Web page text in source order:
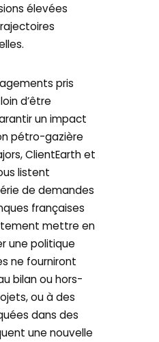
élevées
pris
d’être
un impact
pétro-gazière
ClientEarth et
listent
de demandes
françaises
mettre en
une politique
ne fourniront
bilan ou hors-
ou à des
dans des
une nouvelle